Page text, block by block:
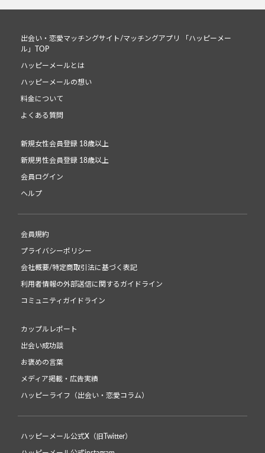
出会い・恋愛マッチングサイト/マッチングアプリ 「ハッピーメー
ル」TOP
ハッピーメールとは
ハッピーメールの想い
料金について
よくある質問
新規女性会員登録 18歳以上
新規男性会員登録 18歳以上
会員ログイン
ヘルプ
会員規約
プライバシーポリシー
会社概要/特定商取引法に基づく表記
利用者情報の外部送信に関するガイドライン
コミュニティガイドライン
カップルレポート
出会い成功談
お褒めの言葉
メディア掲載・広告実績
ハッピーライフ（出会い・恋愛コラム）
ハッピーメール公式X（旧Twitter）